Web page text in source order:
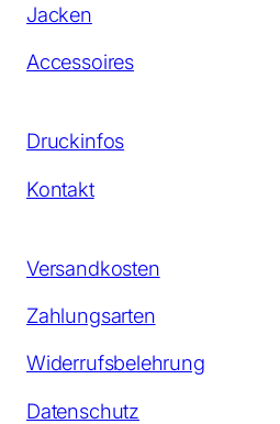
Jacken
Accessoires
Druckinfos
Kontakt
Versandkosten
Zahlungsarten
Widerrufsbelehrung
Datenschutz